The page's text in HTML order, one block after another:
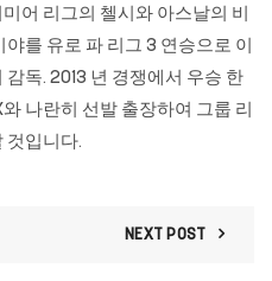
어 리그의 첼시와 아스날의 비
를 유로 파 리그 3 연승으로 이
독. 2013 년 경쟁에서 우승 한
나란히 선발 출장하여 그룹 리
것입니다.
NEXT POST